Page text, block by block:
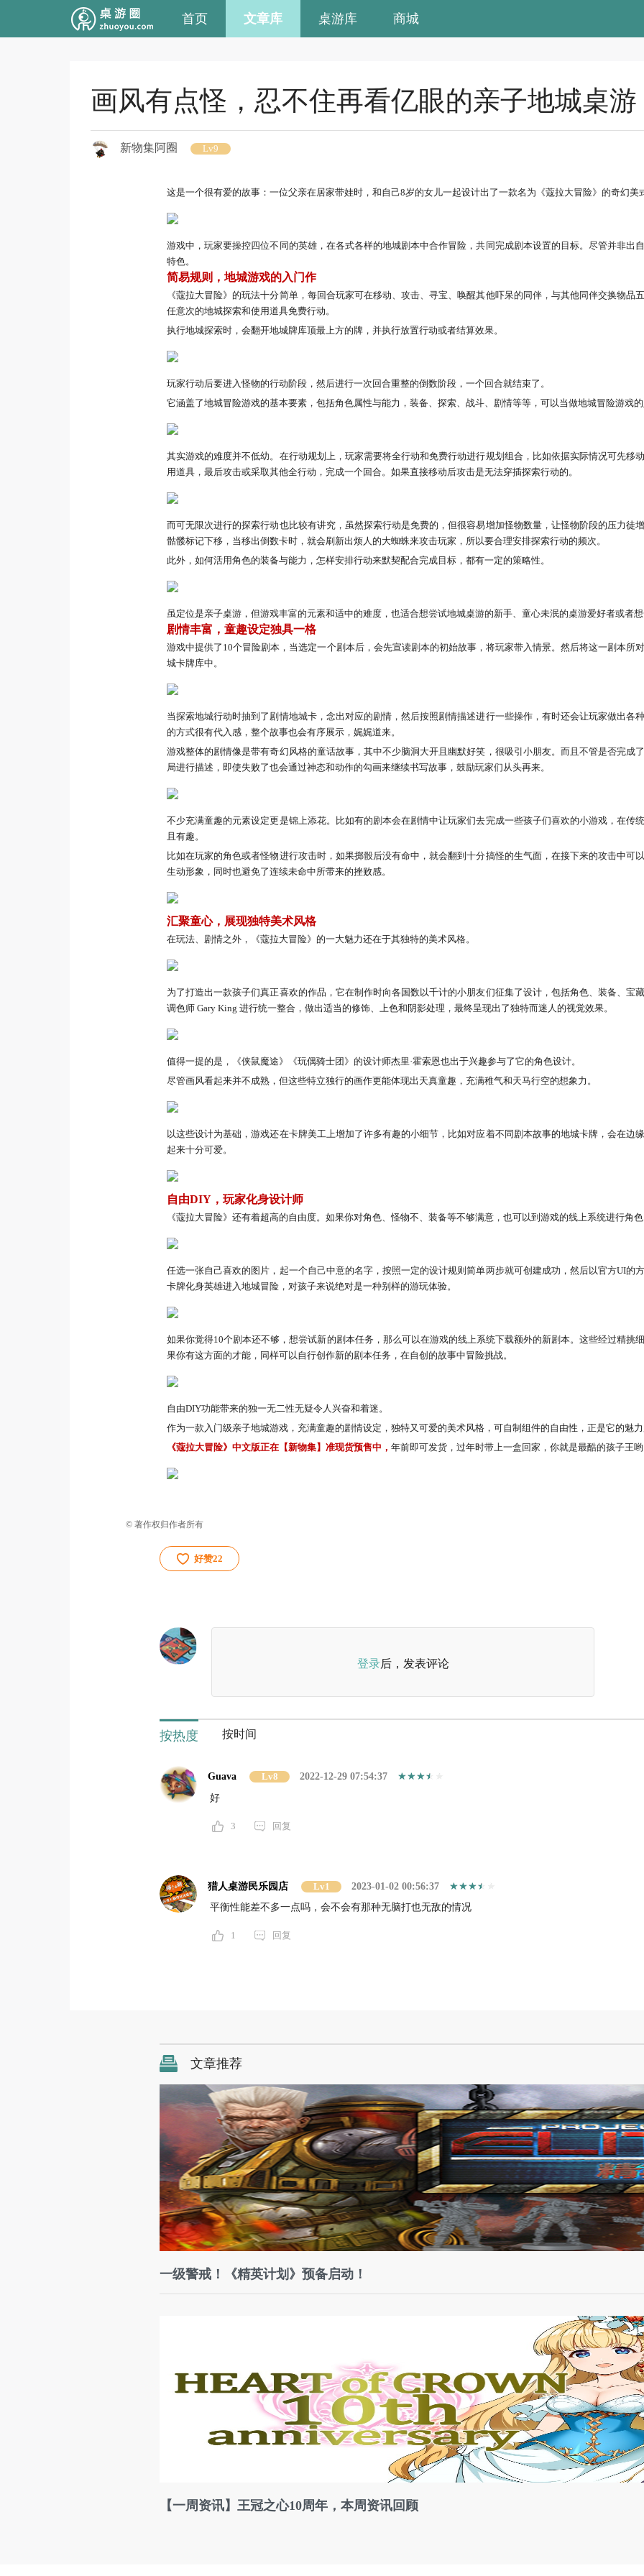
首页 文章库 桌游库 商城
画风有点怪，忍不住再看亿眼的亲子地城桌
新物集阿圈 Lv9
这是一个很有爱的故事：一位父亲在居家带娃时，和自己8岁的女儿一起设计出了一款名为《蔻拉大冒险》的奇幻美
游戏中，玩家要操控四位不同的英雄，在各式各样的地城剧本中合作冒险，共同完成剧本设置的目标。尽管并非出
特色。
简易规则，地城游戏的入门作
《蔻拉大冒险》的玩法十分简单，每回合玩家可在移动、攻击、寻宝、唤醒其他吓呆的同伴，与其他同伴交换物品
任意次的地城探索和使用道具免费行动。
执行地城探索时，会翻开地城牌库顶最上方的牌，并执行放置行动或者结算效果。
玩家行动后要进入怪物的行动阶段，然后进行一次回合重整的倒数阶段，一个回合就结束了。
它涵盖了地城冒险游戏的基本要素，包括角色属性与能力，装备、探索、战斗、剧情等等，可以当做地城冒险游戏
其实游戏的难度并不低幼。在行动规划上，玩家需要将全行动和免费行动进行规划组合，比如依据实际情况可先移
用道具，最后攻击或采取其他全行动，完成一个回合。如果直接移动后攻击是无法穿插探索行动的。
而可无限次进行的探索行动也比较有讲究，虽然探索行动是免费的，但很容易增加怪物数量，让怪物阶段的压力徒
骷髅标记下移，当移出倒数卡时，就会刷新出烦人的大蜘蛛来攻击玩家，所以要合理安排探索行动的频次。
此外，如何活用角色的装备与能力，怎样安排行动来默契配合完成目标，都有一定的策略性。
虽定位是亲子桌游，但游戏丰富的元素和适中的难度，也适合想尝试地城桌游的新手、童心未泯的桌游爱好者或者
剧情丰富，童趣设定独具一格
游戏中提供了10个冒险剧本，当选定一个剧本后，会先宣读剧本的初始故事，将玩家带入情景。然后将这一剧本所
城卡牌库中。
当探索地城行动时抽到了剧情地城卡，念出对应的剧情，然后按照剧情描述进行一些操作，有时还会让玩家做出各
的方式很有代入感，整个故事也会有序展示，娓娓道来。
游戏整体的剧情像是带有奇幻风格的童话故事，其中不少脑洞大开且幽默好笑，很吸引小朋友。而且不管是否完成
局进行描述，即使失败了也会通过神态和动作的勾画来继续书写故事，鼓励玩家们从头再来。
不少充满童趣的元素设定更是锦上添花。比如有的剧本会在剧情中让玩家们去完成一些孩子们喜欢的小游戏，在传
且有趣。
比如在玩家的角色或者怪物进行攻击时，如果掷骰后没有命中，就会翻到十分搞怪的生气面，在接下来的攻击中可
生动形象，同时也避免了连续未命中所带来的挫败感。
汇聚童心，展现独特美术风格
在玩法、剧情之外，《蔻拉大冒险》的一大魅力还在于其独特的美术风格。
为了打造出一款孩子们真正喜欢的作品，它在制作时向各国数以千计的小朋友们征集了设计，包括角色、装备、
调色师 Gary King 进行统一整合，做出适当的修饰、上色和阴影处理，最终呈现出了独特而迷人的视觉效果。
值得一提的是，《侠鼠魔途》《玩偶骑士团》的设计师杰里·霍索恩也出于兴趣参与了它的角色设计。
尽管画风看起来并不成熟，但这些特立独行的画作更能体现出天真童趣，充满稚气和天马行空的想象力。
以这些设计为基础，游戏还在卡牌美工上增加了许多有趣的小细节，比如对应着不同剧本故事的地城卡牌，会在边
起来十分可爱。
自由DIY，玩家化身设计师
《蔻拉大冒险》还有着超高的自由度。如果你对角色、怪物不、装备等不够满意，也可以到游戏的线上系统进行角
任选一张自己喜欢的图片，起一个自己中意的名字，按照一定的设计规则简单两步就可创建成功，然后以官方UI的
卡牌化身英雄进入地城冒险，对孩子来说绝对是一种别样的游玩体验。
如果你觉得10个剧本还不够，想尝试新的剧本任务，那么可以在游戏的线上系统下载额外的新剧本。这些经过精挑
果你有这方面的才能，同样可以自行创作新的剧本任务，在自创的故事中冒险挑战。
自由DIY功能带来的独一无二性无疑令人兴奋和着迷。
作为一款入门级亲子地城游戏，充满童趣的剧情设定，独特又可爱的美术风格，可自制组件的自由性，正是它的魅
《蔻拉大冒险》中文版正在【新物集】准现货预售中， 年前即可发货，过年时带上一盒回家，你就是最酷的孩子王
© 著作权归作者所有
好赞22
登录后，发表评论
按热度 按时间
Guava Lv8
2022-12-29 07:54:37
好
3 回复
猎人桌游民乐园店 Lv1
2023-01-02 00:56:37
平衡性能差不多一点吗，会不会有那种无脑打也无敌的情况
1 回复
文章推荐
一级警戒！《精英计划》预备启动！
【一周资讯】王冠之心10周年，本周资讯回顾